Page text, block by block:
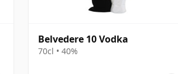
Belvedere 10 Vodka
70cl • 40%